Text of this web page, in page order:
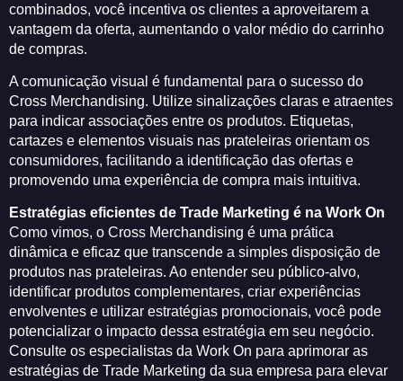
combinados, você incentiva os clientes a aproveitarem a
vantagem da oferta, aumentando o valor médio do carrinho
de compras.
A comunicação visual é fundamental para o sucesso do
Cross Merchandising. Utilize sinalizações claras e atraentes
para indicar associações entre os produtos. Etiquetas,
cartazes e elementos visuais nas prateleiras orientam os
consumidores, facilitando a identificação das ofertas e
promovendo uma experiência de compra mais intuitiva.
Estratégias eficientes de Trade Marketing é na Work On
Como vimos, o Cross Merchandising é uma prática
dinâmica e eficaz que transcende a simples disposição de
produtos nas prateleiras. Ao entender seu público-alvo,
identificar produtos complementares, criar experiências
envolventes e utilizar estratégias promocionais, você pode
potencializar o impacto dessa estratégia em seu negócio.
Consulte os especialistas da Work On para aprimorar as
estratégias de Trade Marketing da sua empresa para elevar